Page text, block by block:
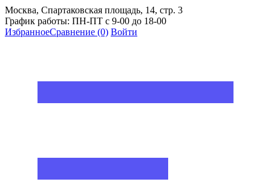
Москва, Спартаковская площадь, 14, стр. 3
График работы: ПН-ПТ с 9-00 до 18-00
ИзбранноеСравнение (0) Войти